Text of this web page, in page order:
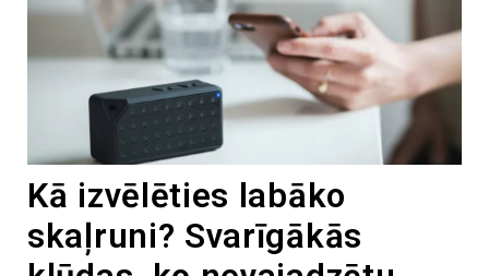
Kā izvēlēties labāko
skaļruni? Svarīgākās